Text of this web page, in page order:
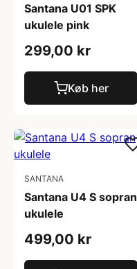
Santana U01 SPK
ukulele pink
299,00 kr
Køb her
SANTANA
Santana U4 S sopran
ukulele
499,00 kr